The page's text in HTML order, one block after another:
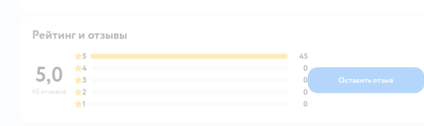
Рейтинг и отзывы
5,0
45 отзывов
5
45
4
0
3
0
2
0
1
0
Оставить отзыв